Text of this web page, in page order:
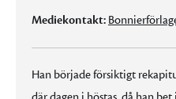
Mediekontakt:
Han började försiktigt